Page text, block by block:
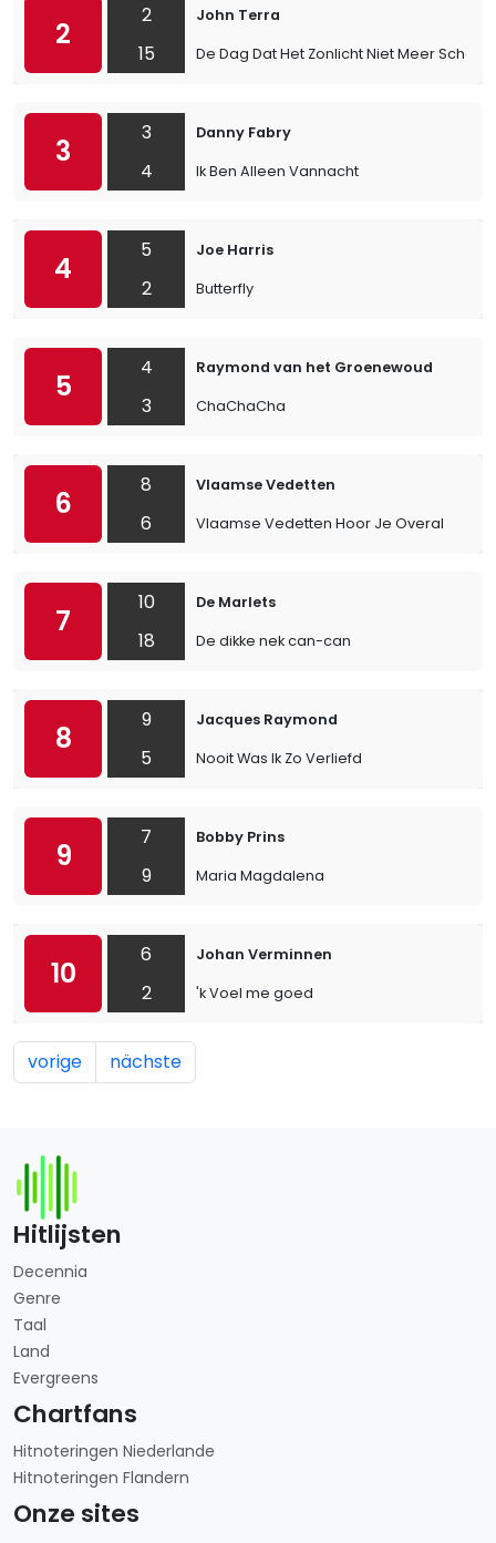
2
2
15
John Terra
De Dag Dat Het Zonlicht Niet Meer Scheen
3
3
4
Danny Fabry
Ik Ben Alleen Vannacht
4
5
2
Joe Harris
Butterfly
5
4
3
Raymond van het Groenewoud
ChaChaCha
6
8
6
Vlaamse Vedetten
Vlaamse Vedetten Hoor Je Overal
7
10
18
De Marlets
De dikke nek can-can
8
9
5
Jacques Raymond
Nooit Was Ik Zo Verliefd
9
7
9
Bobby Prins
Maria Magdalena
10
6
2
Johan Verminnen
'k Voel me goed
vorige nächste
Hitlijsten
Decennia
Genre
Taal
Land
Evergreens
Chartfans
Hitnoteringen Niederlande
Hitnoteringen Flandern
Onze sites